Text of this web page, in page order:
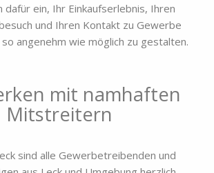
dafür ein, Ihr Einkaufserlebnis, Ihren
und Ihren Kontakt zu Gewerbe
angenehm wie möglich zu gestalten.
mit namhaften
Mitstreitern
sind alle Gewerbetreibenden und